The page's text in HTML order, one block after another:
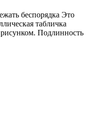
беспорядка Это
табличка
Подлинность